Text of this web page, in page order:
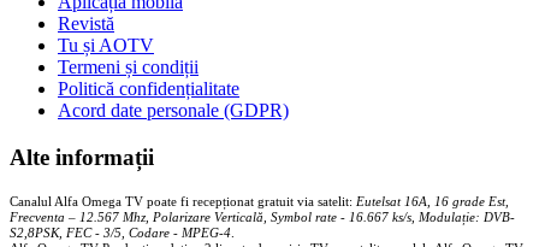
Revistă
Tu și AOTV
Termeni și condiții
Politică confidențialitate
Acord date personale (GDPR)
Alte informații
Canalul Alfa Omega TV poate fi recepționat gratuit via satelit: Eutelsat 16A, 16 grade Est,
Frecventa – 12.567 Mhz, Polarizare Verticală, Symbol rate - 16.667 ks/s, Modulație: DVB-
S2,8PSK, FEC - 3/5, Codare - MPEG-4